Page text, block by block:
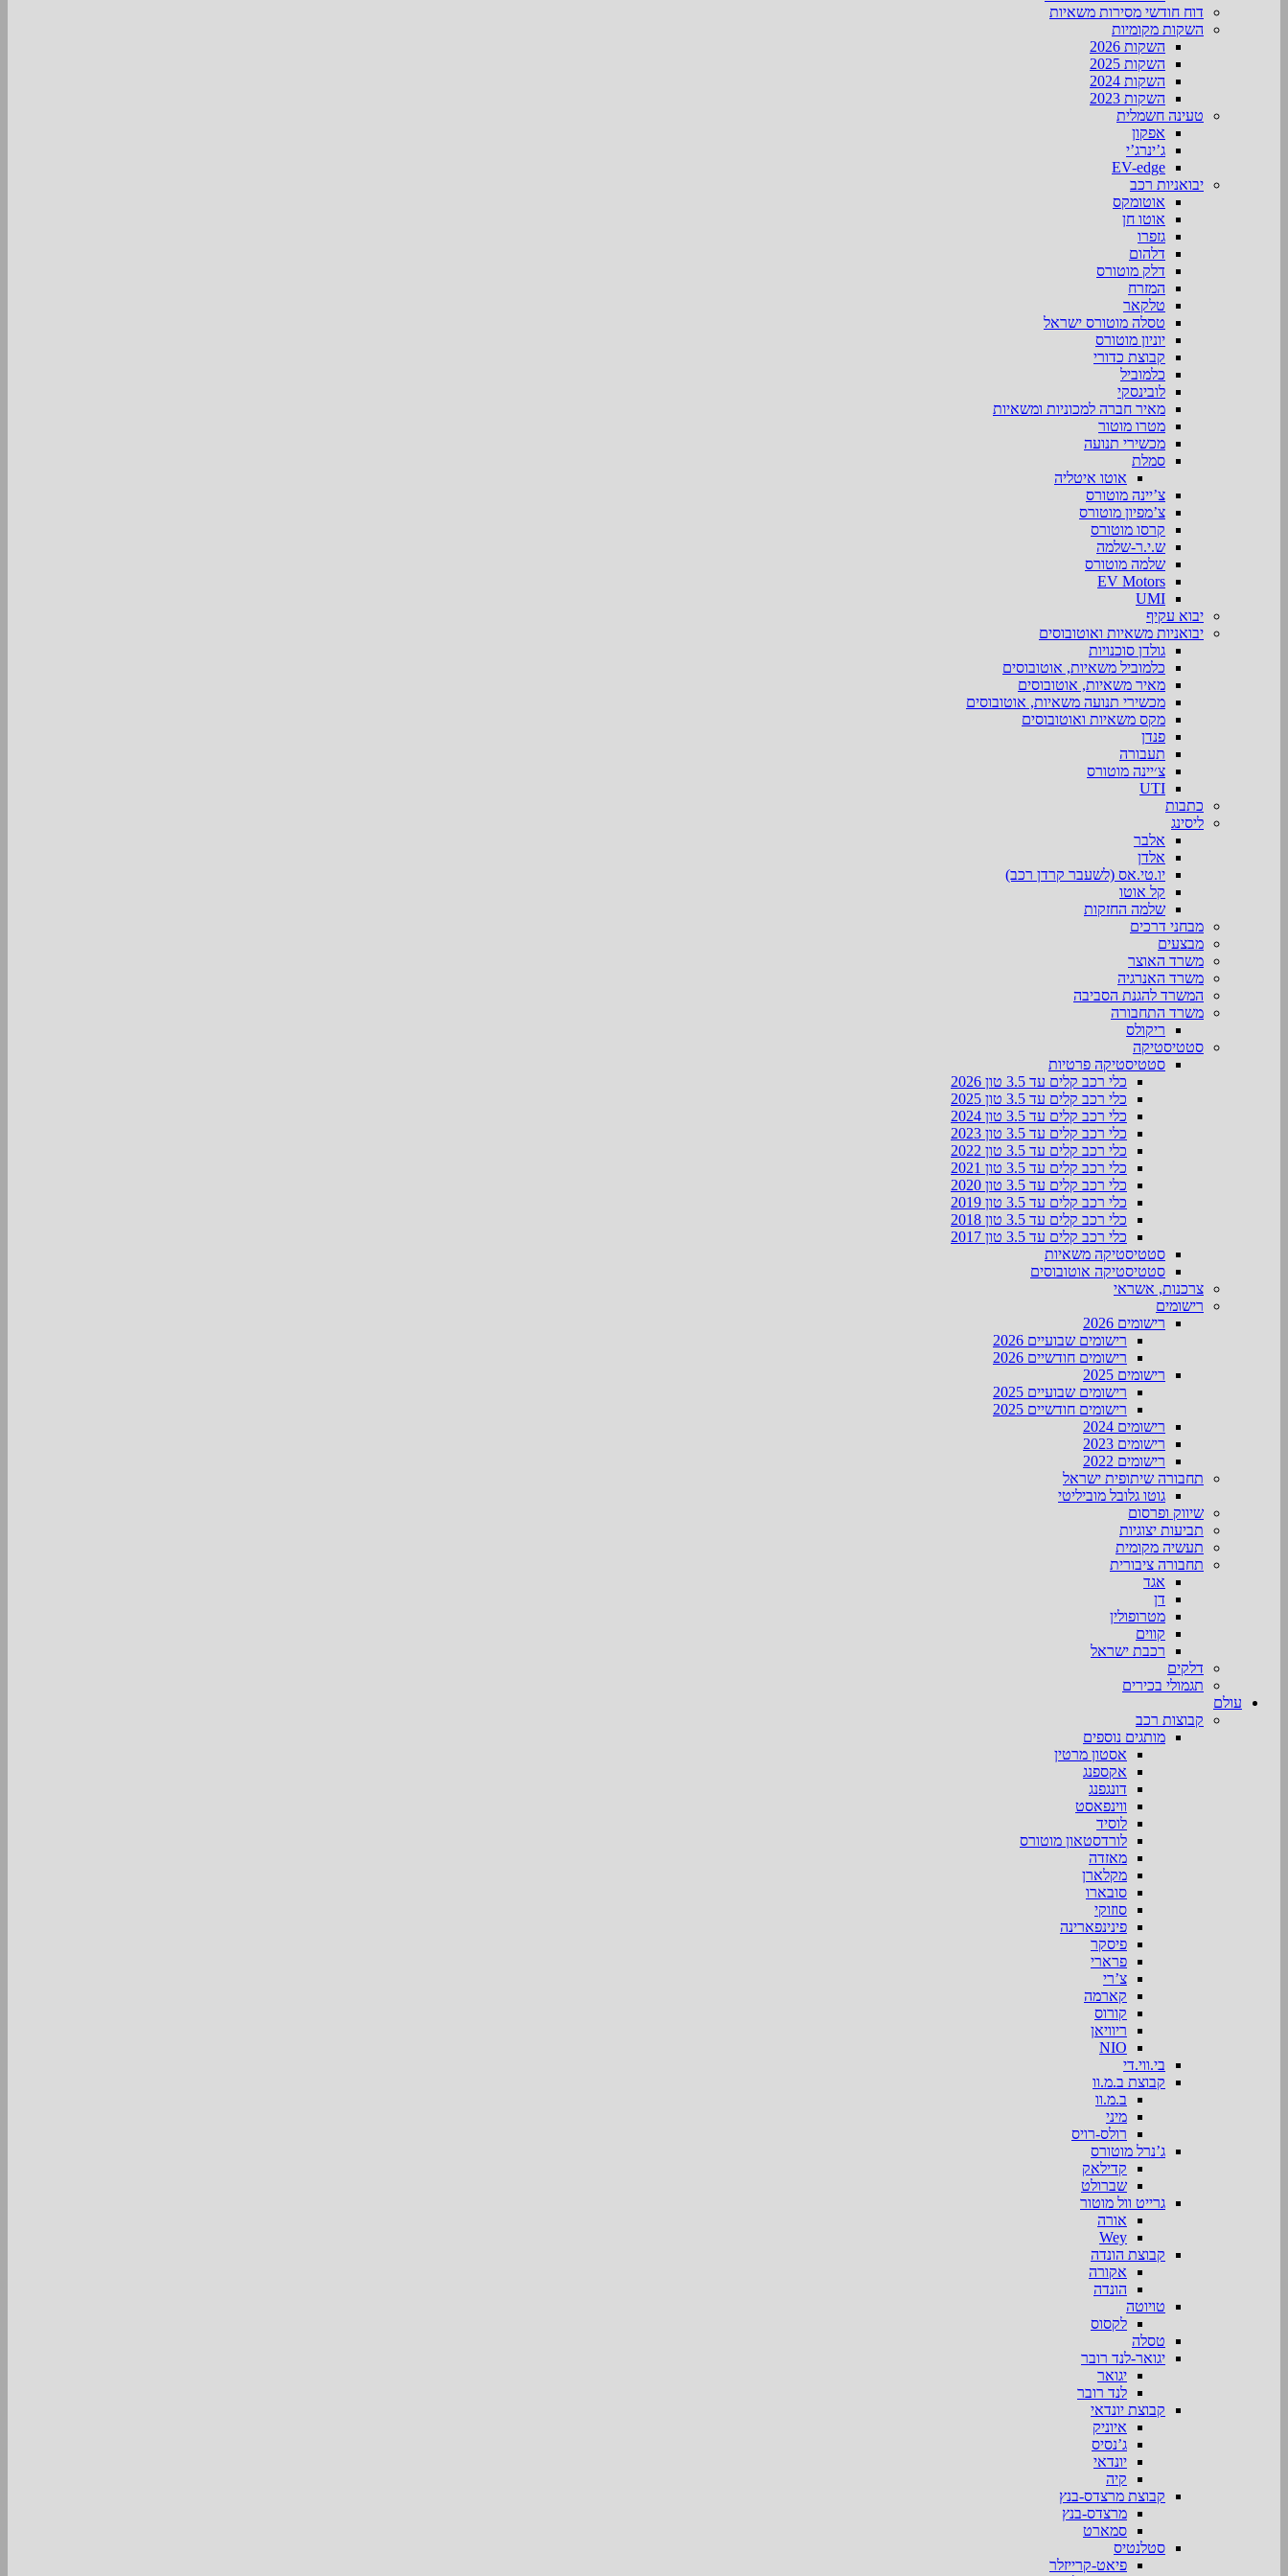
דוח חודשי מסירות משאיות
השקות מקומיות
השקות 2026
השקות 2025
השקות 2024
השקות 2023
טעינה חשמלית
אפקון
ג’ינרג’י
EV-edge
יבואניות רכב
אוטומקס
אוטו חן
גזפרו
דלהום
דלק מוטורס
המזרח
טלקאר
טסלה מוטורס ישראל
יוניון מוטורס
קבוצת כדורי
כלמוביל
לובינסקי
מאיר חברה למכוניות ומשאיות
מטרו מוטור
מכשירי תנועה
סמלת
אוטו איטליה
צ’יינה מוטורס
צ’מפיון מוטורס
קרסו מוטורס
ש.י.ר-שלמה
שלמה מוטורס
EV Motors
UMI
יבוא עקיף
יבואניות משאיות ואוטובוסים
גולדן סוכנויות
כלמוביל משאיות, אוטובוסים
מאיר משאיות, אוטובוסים
מכשירי תנועה משאיות, אוטובוסים
מקס משאיות ואוטובוסים
פנדן
תעבורה
צ׳יינה מוטורס
UTI
כתבות
ליסינג
אלבר
אלדן
יו.טי.אס (לשעבר קרדן רכב)
קל אוטו
שלמה החזקות
מבחני דרכים
מבצעים
משרד האוצר
משרד האנרגיה
המשרד להגנת הסביבה
משרד התחבורה
ריקולס
סטטיסטיקה
סטטיסטיקה פרטיות
כלי רכב קלים עד 3.5 טון 2026
כלי רכב קלים עד 3.5 טון 2025
כלי רכב קלים עד 3.5 טון 2024
כלי רכב קלים עד 3.5 טון 2023
כלי רכב קלים עד 3.5 טון 2022
כלי רכב קלים עד 3.5 טון 2021
כלי רכב קלים עד 3.5 טון 2020
כלי רכב קלים עד 3.5 טון 2019
כלי רכב קלים עד 3.5 טון 2018
כלי רכב קלים עד 3.5 טון 2017
סטטיסטיקה משאיות
סטטיסטיקה אוטובוסים
צרכנות, אשראי
רישומים
רישומים 2026
רישומים שבועיים 2026
רישומים חודשיים 2026
רישומים 2025
רישומים שבועיים 2025
רישומים חודשיים 2025
רישומים 2024
רישומים 2023
רישומים 2022
תחבורה שיתופית ישראל
גוטו גלובל מוביליטי
שיווק ופרסום
תביעות יצוגיות
תעשיה מקומית
תחבורה ציבורית
אגד
דן
מטרופולין
קווים
רכבת ישראל
דלקים
תגמולי בכירים
עולם
קבוצות רכב
מותגים נוספים
אסטון מרטין
אקספנג
דונגפנג
ווינפאסט
לוסיד
לורדסטאון מוטורס
מאזדה
מקלארן
סובארו
סוזוקי
פינינפארינה
פיסקר
פרארי
צ’רי
קארמה
קורוס
ריוויאן
NIO
בי.ווי.די
קבוצת ב.מ.וו
ב.מ.וו
מיני
רולס-רויס
ג’נרל מוטורס
קדילאק
שברולט
גרייט וול מוטור
אורה
Wey
קבוצת הונדה
אקורה
הונדה
טויוטה
לקסוס
טסלה
יגואר-לנד רובר
יגואר
לנד רובר
קבוצת יונדאי
איוניק
ג’נסיס
יונדאי
קיה
קבוצת מרצדס-בנץ
מרצדס-בנץ
סמארט
סטלנטיס
פיאט-קרייזלר